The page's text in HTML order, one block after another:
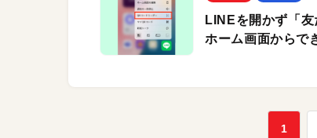
LINEを開かず「
ホーム画面からで
1